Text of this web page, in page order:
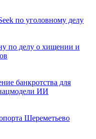
по уголовному делу
по делу о хищении и
банкротства для
нацмодели ИИ
Шереметьево